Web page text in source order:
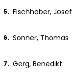
5. Fischhaber, Josef
6. Sonner, Thomas
7. Gerg, Benedikt